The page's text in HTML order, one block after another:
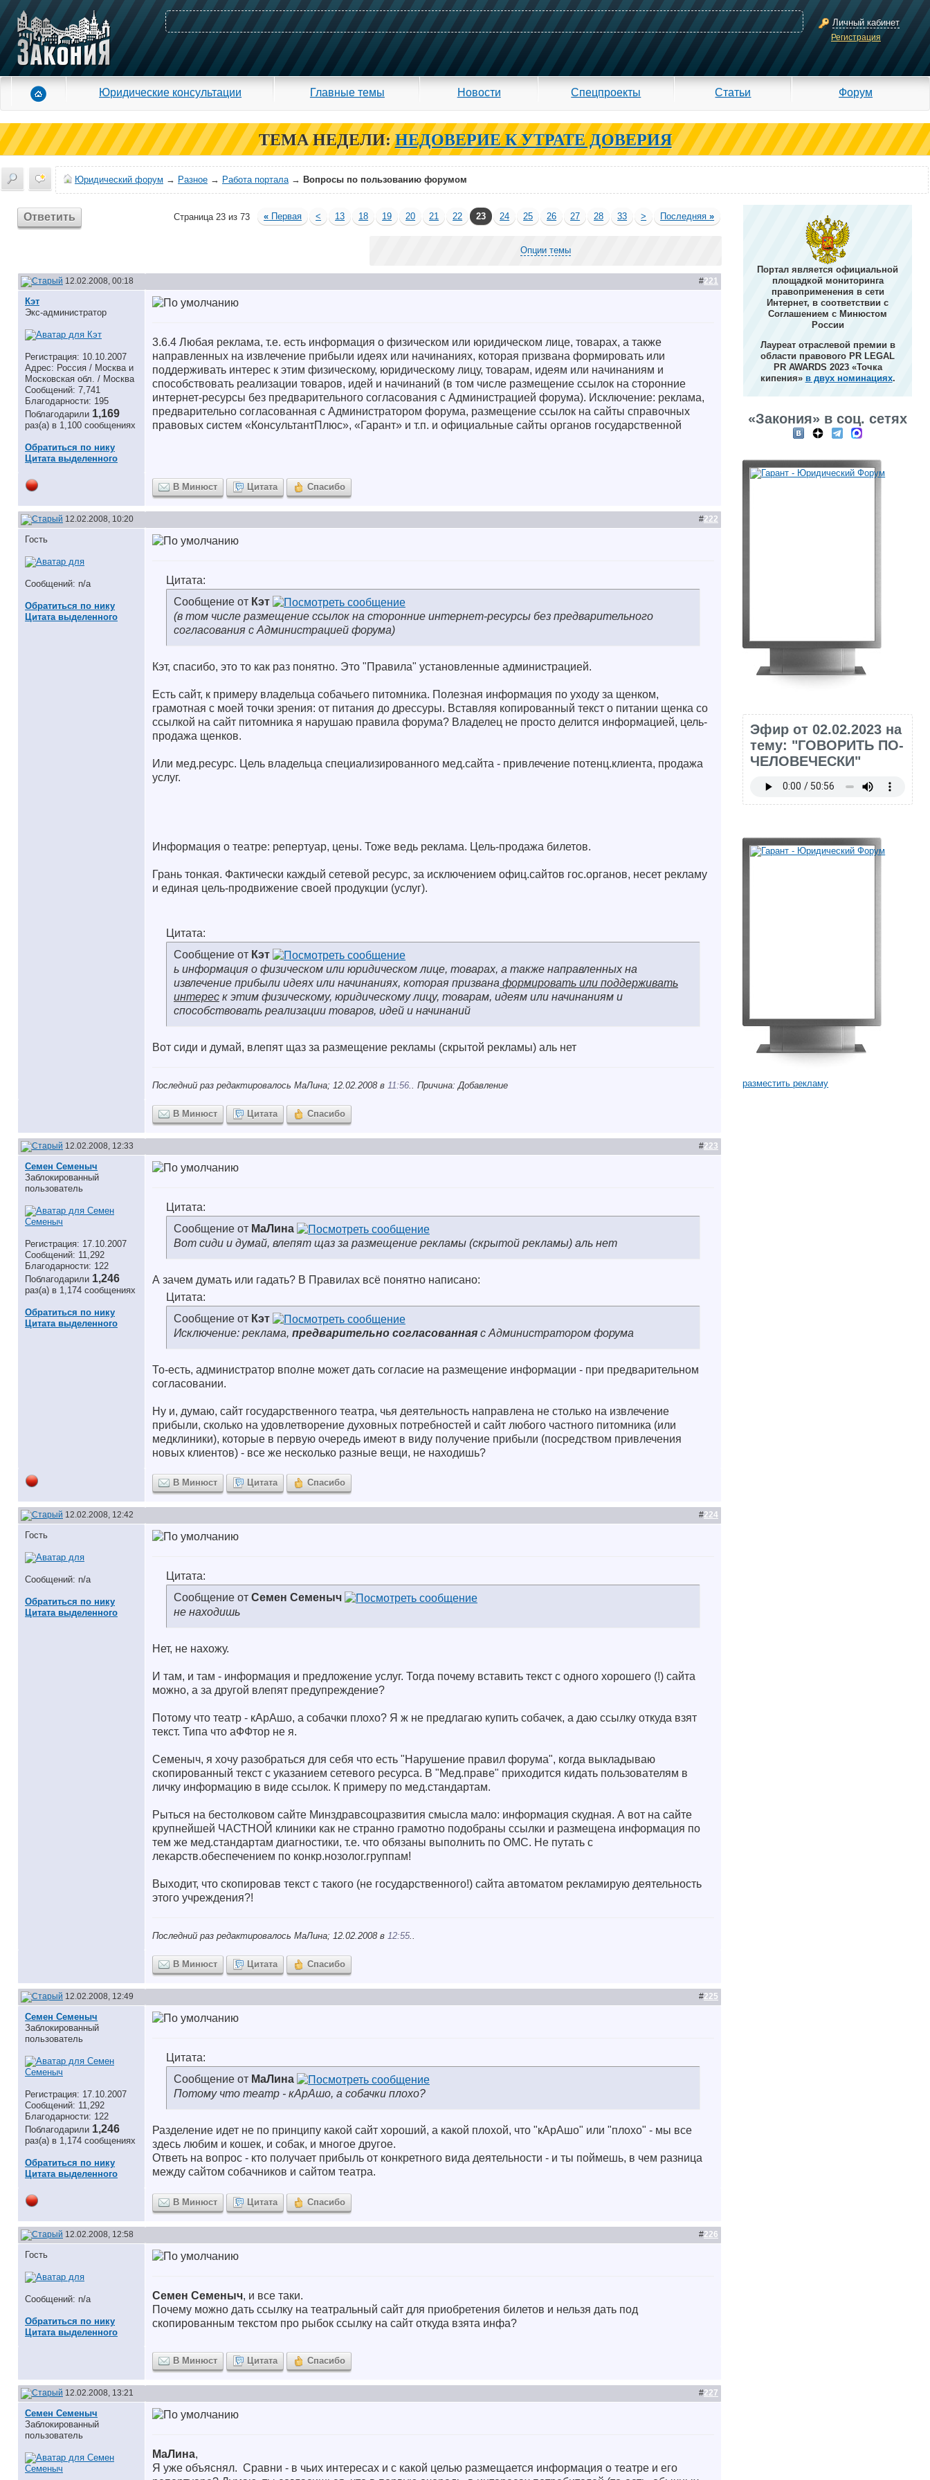
Личный кабинет
Регистрация
Юридические консультации Главные темы Новости Спецпроекты Статьи Форум
ТЕМА НЕДЕЛИ: НЕДОВЕРИЕ К УТРАТЕ ДОВЕРИЯ
Юридический форум → Разное → Работа портала→ Вопросы по пользованию форумом
Ответить Страница 23 из 73 « Первая < 13 18 19 20 21 22 23 24 25 26 27 28 33 > Последняя»
Опции темы
12.02.2008, 00:18 #221
Кэт
Экс-администратор
Регистрация: 10.10.2007
Адрес: Россия / Москва и
Московская обл. / Москва
Сообщений: 7,741
Благодарности: 195
Поблагодарили 1,169
раз(а) в 1,100 сообщениях
Обратиться по нику
Цитата выделенного
3.6.4 Любая реклама, т.е. есть информация о физическом или юридическом лице, товарах, а также
направленных на извлечение прибыли идеях или начинаниях, которая призвана формировать или
поддерживать интерес к этим физическому, юридическому лицу, товарам, идеям или начинаниям и
способствовать реализации товаров, идей и начинаний (в том числе размещение ссылок на сторонние
интернет-ресурсы без предварительного согласования с Администрацией форума). Исключение: реклама,
предварительно согласованная с Администратором форума, размещение ссылок на сайты справочных
правовых систем «КонсультантПлюс», «Гарант» и т.п. и официальные сайты органов государственной
В Минюст Цитата Спасибо
12.02.2008, 10:20 #222
Гость
Сообщений: n/a
Обратиться по нику
Цитата выделенного
Цитата:
Сообщение от Кэт
(в том числе размещение ссылок на сторонние интернет-ресурсы без предварительного
согласования с Администрацией форума)
Кэт, спасибо, это то как раз понятно. Это "Правила" установленные администрацией.
Есть сайт, к примеру владельца собачьего питомника. Полезная информация по уходу за щенком,
грамотная с моей точки зрения: от питания до дрессуры. Вставляя копированный текст о питании щенка со
ссылкой на сайт питомника я нарушаю правила форума? Владелец не просто делится информацией, цель-
продажа щенков.
Или мед.ресурс. Цель владельца специализированного мед.сайта - привлечение потенц.клиента, продажа
услуг.
Информация о театре: репертуар, цены. Тоже ведь реклама. Цель-продажа билетов.
Грань тонкая. Фактически каждый сетевой ресурс, за исключением офиц.сайтов гос.органов, несет рекламу
и единая цель-продвижение своей продукции (услуг).
Цитата:
Сообщение от Кэт
ь информация о физическом или юридическом лице, товарах, а также направленных на
извлечение прибыли идеях или начинаниях, которая призвана формировать или поддерживать
интерес к этим физическому, юридическому лицу, товарам, идеям или начинаниям и
способствовать реализации товаров, идей и начинаний
Вот сиди и думай, влепят щаз за размещение рекламы (скрытой рекламы) аль нет
Последний раз редактировалось МаЛина; 12.02.2008 в 11:56.. Причина: Добавление
В Минюст Цитата Спасибо
12.02.2008, 12:33 #223
Семен Семеныч
Заблокированный
пользователь
Регистрация: 17.10.2007
Сообщений: 11,292
Благодарности: 122
Поблагодарили 1,246
раз(а) в 1,174 сообщениях
Обратиться по нику
Цитата выделенного
Цитата:
Сообщение от МаЛина
Вот сиди и думай, влепят щаз за размещение рекламы (скрытой рекламы) аль нет
А зачем думать или гадать? В Правилах всё понятно написано:
Цитата:
Сообщение от Кэт
Исключение: реклама, предварительно согласованная с Администратором форума
То-есть, администратор вполне может дать согласие на размещение информации - при предварительном
согласовании.
Ну и, думаю, сайт государственного театра, чья деятельность направлена не столько на извлечение
прибыли, сколько на удовлетворение духовных потребностей и сайт любого частного питомника (или
медклиники), которые в первую очередь имеют в виду получение прибыли (посредством привлечения
новых клиентов) - все же несколько разные вещи, не находишь?
В Минюст Цитата Спасибо
12.02.2008, 12:42 #224
Гость
Сообщений: n/a
Обратиться по нику
Цитата выделенного
Цитата:
Сообщение от Семен Семеныч
не находишь
Нет, не нахожу.
И там, и там - информация и предложение услуг. Тогда почему вставить текст с одного хорошего (!) сайта
можно, а за другой влепят предупреждение?
Потому что театр - кАрАшо, а собачки плохо? Я ж не предлагаю купить собачек, а даю ссылку откуда взят
текст. Типа что аФФтор не я.
Семеныч, я хочу разобраться для себя что есть "Нарушение правил форума", когда выкладываю
скопированный текст с указанием сетевого ресурса. В "Мед.праве" приходится кидать пользователям в
личку информацию в виде ссылок. К примеру по мед.стандартам.
Рыться на бестолковом сайте Минздравсоцразвития смысла мало: информация скудная. А вот на сайте
крупнейшей ЧАСТНОЙ клиники как не странно грамотно подобраны ссылки и размещена информация по
тем же мед.стандартам диагностики, т.е. что обязаны выполнить по ОМС. Не путать с
лекарств.обеспечением по конкр.нозолог.группам!
Выходит, что скопировав текст с такого (не государственного!) сайта автоматом рекламирую деятельность
этого учреждения?!
Последний раз редактировалось МаЛина; 12.02.2008 в 12:55..
В Минюст Цитата Спасибо
12.02.2008, 12:49 #225
Семен Семеныч
Заблокированный
пользователь
Регистрация: 17.10.2007
Сообщений: 11,292
Благодарности: 122
Поблагодарили 1,246
раз(а) в 1,174 сообщениях
Обратиться по нику
Цитата выделенного
Цитата:
Сообщение от МаЛина
Потому что театр - кАрАшо, а собачки плохо?
Разделение идет не по принципу какой сайт хороший, а какой плохой, что "кАрАшо" или "плохо" - мы все
здесь любим и кошек, и собак, и многое другое.
Ответь на вопрос - кто получает прибыль от конкретного вида деятельности - и ты поймешь, в чем разница
между сайтом собачников и сайтом театра.
В Минюст Цитата Спасибо
12.02.2008, 12:58 #226
Гость
Сообщений: n/a
Обратиться по нику
Цитата выделенного
Семен Семеныч, и все таки.
Почему можно дать ссылку на театральный сайт для приобретения билетов и нельзя дать под
скопированным текстом про рыбок ссылку на сайт откуда взята инфа?
В Минюст Цитата Спасибо
12.02.2008, 13:21 #227
Семен Семеныч
Заблокированный
пользователь
МаЛина,
Я уже объяснял. Сравни - в чьих интересах и с какой целью размещается информация о театре и его
Портал является официальной
площадкой мониторинга
правоприменения в сети
Интернет, в соответствии с
Соглашением с Минюстом
России
Лауреат отраслевой премии в
области правового PR LEGAL
PR AWARDS 2023 «Точка
кипения» в двух номинациях.
«Закония» в соц. сетях
Эфир от 02.02.2023 на
тему: "ГОВОРИТЬ ПО-
ЧЕЛОВЕЧЕСКИ"
разместить рекламу